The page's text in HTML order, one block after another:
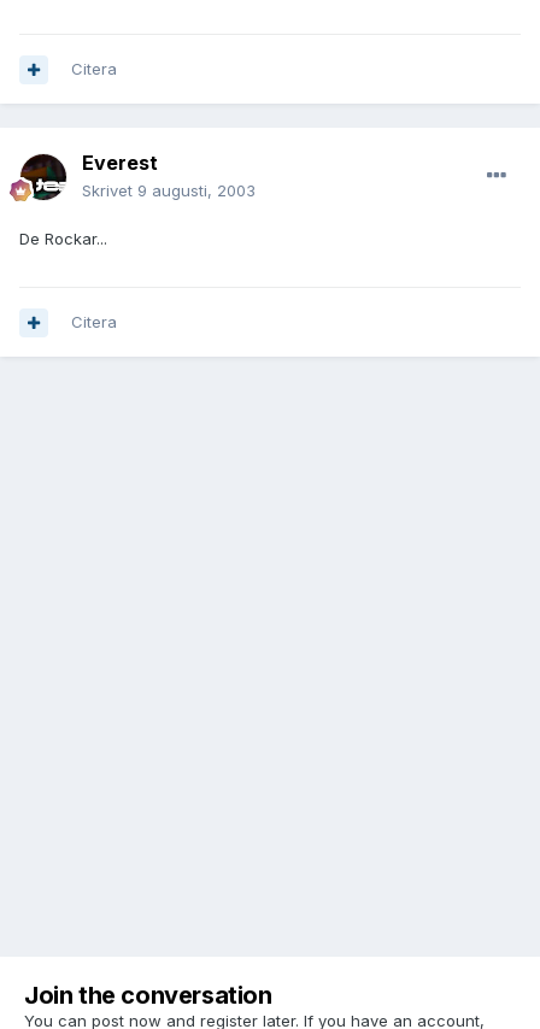
Citera
Everest
Skrivet 9 augusti, 2003
De Rockar...
Citera
Join the conversation
You can post now and register later. If you have an account,